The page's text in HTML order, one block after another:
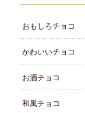
おもしろチョコ
かわいいチョコ
お酒チョコ
和風チョコ